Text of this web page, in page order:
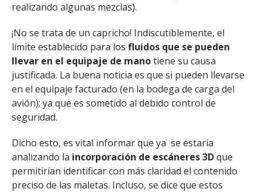
realizando algunas mezclas).
¡No se trata de un capricho! Indiscutiblemente, el
límite establecido para los fluidos que se pueden
llevar en el equipaje de manotiene su causa
justificada. La buena noticia es que si pueden llevarse
en el equipaje facturado (en la bodega de carga del
avión); ya que es sometido al debido control de
seguridad.
Dicho esto, es vital informar que ya se estaría
analizando la incorporación de escáneres 3Dque
permitirían identificar con más claridad el contenido
preciso de las maletas. Incluso, se dice que estos